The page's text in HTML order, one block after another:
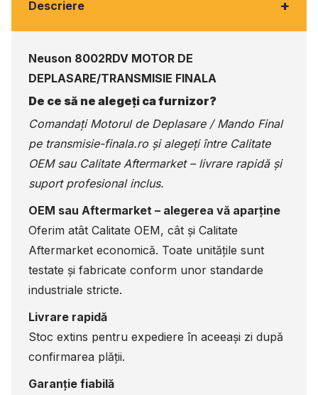
Descriere +
Neuson 8002RDV MOTOR DE
DEPLASARE/TRANSMISIE FINALA
De ce să ne alegeți ca furnizor?
Comandați Motorul de Deplasare / Mando Final
pe transmisie-finala.ro și alegeți între Calitate
OEM sau Calitate Aftermarket – livrare rapidă și
suport profesional inclus.
OEM sau Aftermarket – alegerea vă aparține
Oferim atât Calitate OEM, cât și Calitate
Aftermarket economică. Toate unitățile sunt
testate și fabricate conform unor standarde
industriale stricte.
Livrare rapidă
Stoc extins pentru expediere în aceeași zi după
confirmarea plății.
Garanție fiabilă